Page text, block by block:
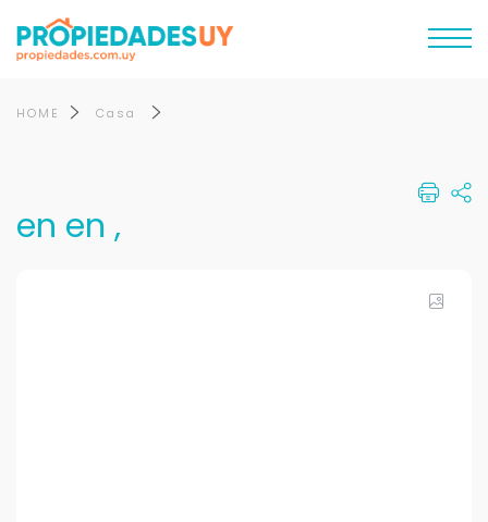
HOME Casa
en en ,